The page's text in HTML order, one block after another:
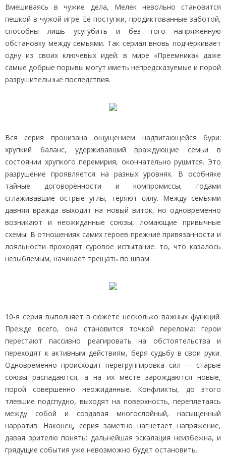
Вмешиваясь в чужие дела, Мелек невольно становится
пешкой в чужой игре. Её поступки, продиктованные заботой,
способны лишь усугубить и без того напряжённую
обстановку между семьями. Так сериал вновь подчёркивает
одну из своих ключевых идей: в мире «Преемника» даже
самые добрые порывы могут иметь непредсказуемые и порой
разрушительные последствия.
Вся серия пронизана ощущением надвигающейся бури:
хрупкий баланс, удерживавший враждующие семьи в
состоянии хрупкого перемирия, окончательно рушится. Это
разрушение проявляется на разных уровнях. В особняке
тайные договорённости и компромиссы, годами
сглаживавшие острые углы, теряют силу. Между семьями
давняя вражда выходит на новый виток, но одновременно
возникают и неожиданные союзы, ломающие привычные
схемы. В отношениях самих героев прежние привязанности и
лояльности проходят суровое испытание: то, что казалось
незыблемым, начинает трещать по швам.
10‑я серия выполняет в сюжете несколько важных функций.
Прежде всего, она становится точкой перелома: герои
перестают пассивно реагировать на обстоятельства и
переходят к активным действиям, беря судьбу в свои руки.
Одновременно происходит перегруппировка сил — старые
союзы распадаются, а на их месте зарождаются новые,
порой совершенно неожиданные. Конфликты, до этого
тлевшие подспудно, выходят на поверхность, переплетаясь
между собой и создавая многослойный, насыщенный
нарратив. Наконец, серия заметно нагнетает напряжение,
давая зрителю понять: дальнейшая эскалация неизбежна, и
грядущие события уже невозможно будет остановить.